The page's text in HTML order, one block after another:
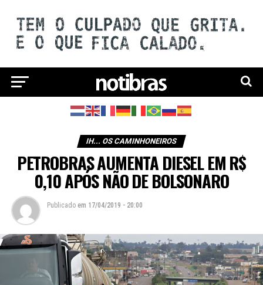
IH... OS CAMINHONEIROS
PETROBRAS AUMENTA DIESEL EM R$
0,10 APÓS NÃO DE BOLSONARO
Publicado em 17/04/2019 - 20:00